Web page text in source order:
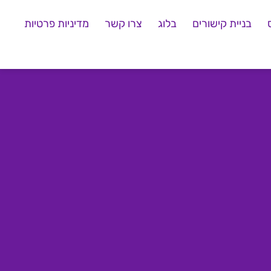
בניית קישורים בלוג צרו קשר מדיניות פרטיות